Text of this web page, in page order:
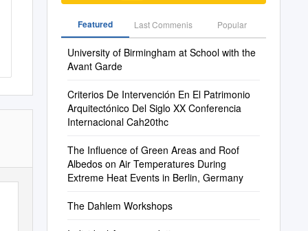
Featured Last Commenis Popular
University of Birmingham at School with the
Avant Garde
Criterios De Intervención En El Patrimonio
Arquitectónico Del Siglo XX Conferencia
Internacional Cah20thc
The Influence of Green Areas and Roof
Albedos on Air Temperatures During
Extreme Heat Events in Berlin, Germany
The Dahlem Workshops